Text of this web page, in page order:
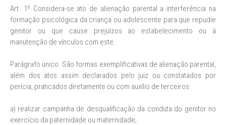
Art. 1º Considera-se ato de alienação parental a interferência na
formação psicológica da criança ou adolescente para que repudie
genitor ou que cause prejuízos ao estabelecimento ou à
manutenção de vínculos com este.
Parágrafo único. São formas exemplificativas de alienação parental,
além dos atos assim declarados pelo juiz ou constatados por
perícia, praticados diretamente ou com auxílio de terceiros:
a) realizar campanha de desqualificação da conduta do genitor no
exercício da paternidade ou maternidade;